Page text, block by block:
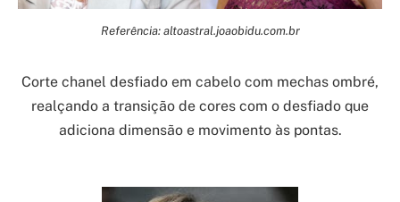
Referência: altoastral.joaobidu.com.br
Corte chanel desfiado em cabelo com mechas ombré,
realçando a transição de cores com o desfiado que
adiciona dimensão e movimento às pontas.